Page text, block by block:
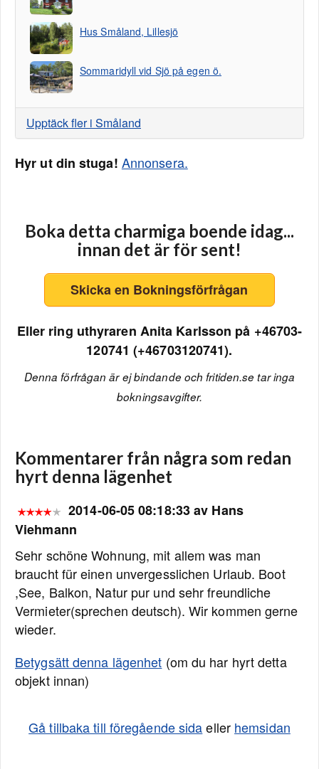
Hus Småland, Lillesjö
Sommaridyll vid Sjö på egen ö.
Upptäck fler i Småland
Hyr ut din stuga! Annonsera.
Boka detta charmiga boende idag...
innan det är för sent!
Skicka en Bokningsförfrågan
Eller ring uthyraren Anita Karlsson på +46703-
120741 (+46703120741).
Denna förfrågan är ej bindande och fritiden.se tar inga
bokningsavgifter.
Kommentarer från några som redan
hyrt denna lägenhet
2014-06-05 08:18:33 av Hans
Viehmann
Sehr schöne Wohnung, mit allem was man
braucht für einen unvergesslichen Urlaub. Boot
,See, Balkon, Natur pur und sehr freundliche
Vermieter(sprechen deutsch). Wir kommen gerne
wieder.
Betygsätt denna lägenhet (om du har hyrt detta
objekt innan)
Gå tillbaka till föregående sidaeller hemsidan